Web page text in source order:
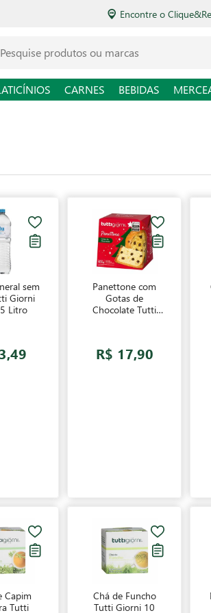
Encontre o
CARNES BEBIDAS
sem
Giorni
Litro
Panettone com
Gotas de
Chocolate Tutti
R$ 17,90
Capim
Tutti
Chá de Funcho
Tutti Giorni 10